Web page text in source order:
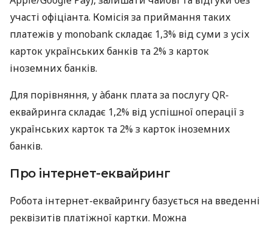
участі офіціанта. Комісія за приймання таких
платежів у monobank складає 1,3% від суми з усіх
карток українських банків та 2% з карток
іноземних банків.
Для порівняння, у àбанк плата за послугу QR-
еквайринга складає 1,2% від успішної операції з
українських карток та 2% з карток іноземних
банків.
Про інтернет-еквайринг
Робота інтернет-еквайрингу базується на введенні
реквізитів платіжної картки. Можна